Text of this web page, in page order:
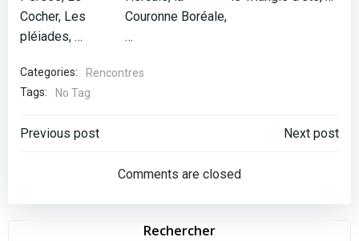
Cocher, Les
pléiades, …
Couronne Boréale,
…
Categories:
Rencontres
Tags:
No Tag
Post
navigation
Previous post
navigation
Next post
Comments are closed
Rechercher